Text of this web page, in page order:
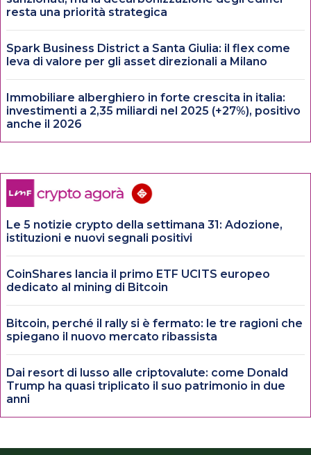
resta una priorità strategica
Spark Business District a Santa Giulia: il flex come
leva di valore per gli asset direzionali a Milano
Immobiliare alberghiero in forte crescita in italia:
investimenti a 2,35 miliardi nel 2025 (+27%), positivo
anche il 2026
Le 5 notizie crypto della settimana 31: Adozione,
istituzioni e nuovi segnali positivi
CoinShares lancia il primo ETF UCITS europeo
dedicato al mining di Bitcoin
Bitcoin, perché il rally si è fermato: le tre ragioni che
spiegano il nuovo mercato ribassista
Dai resort di lusso alle criptovalute: come Donald
Trump ha quasi triplicato il suo patrimonio in due
anni